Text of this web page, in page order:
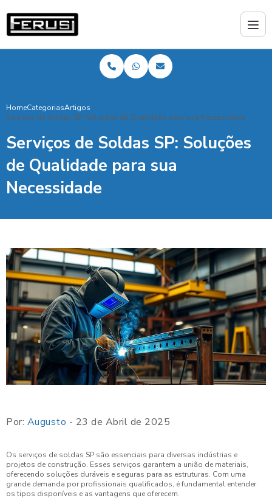
HomeCategoriasArtigos
Serviços de Soldas SP: Soluções de Qualidade para sua Necessidade
Serviços de Soldas SP: Soluções
de Qualidade para sua
Necessidade
Por: Augusto - 23 de Abril de 2025
Os serviços de soldas SP são essenciais para diversas indústrias e
projetos de construção. Esses serviços garantem a união de materiais,
oferecendo soluções duráveis e seguras para as estruturas. Com uma
grande demanda por profissionais qualificados, é fundamental entender
os tipos disponíveis e as vantagens que oferecem.